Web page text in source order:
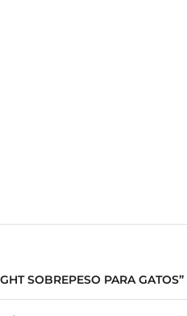
SOBREPESO PARA GATOS”